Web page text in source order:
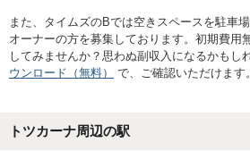
また、タイムズのBでは空きスペースを駐車
オーナーの方を募集しております。初期費用
してみませんか？思わぬ副収入になるかもし
ウンロード（無料）
で、ご確認いただけます
トツカーナ周辺の駅